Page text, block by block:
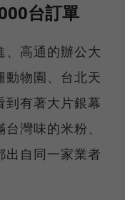
台訂單
、高通的辦公大
動物園、台北天
到有著大片銀幕
灣味的米粉、
出自同一家業者